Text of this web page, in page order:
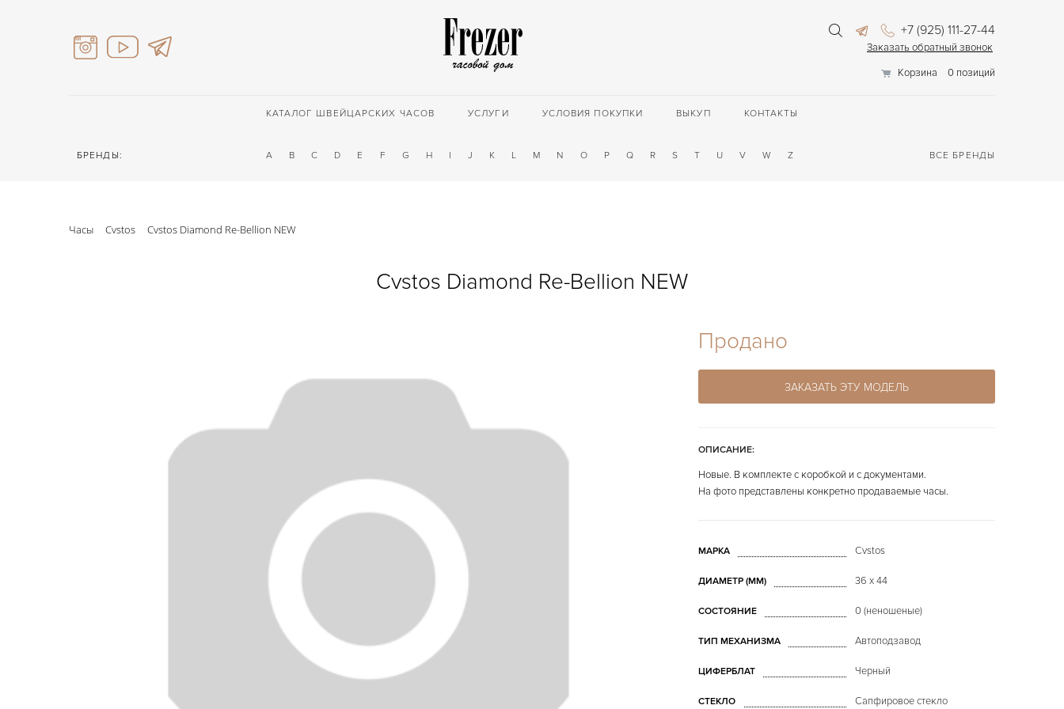
+7 (925) 111-27-44
Заказать обратный звонок
Корзина
0 позиций
КАТАЛОГ ШВЕЙЦАРСКИХ ЧАСОВ УСЛУГИ УСЛОВИЯ ПОКУПКИ ВЫКУП КОНТАКТЫ
БРЕНДЫ: A B C D E F G H I J K L M N O P Q R S T U V W Z ВСЕ БРЕНДЫ
Часы Cvstos Cvstos Diamond Re-Bellion NEW
Cvstos Diamond Re-Bellion NEW
Продано
ЗАКАЗАТЬ ЭТУ МОДЕЛЬ
ОПИСАНИЕ:
Новые. В комплекте с коробкой и с документами.
На фото представлены конкретно продаваемые часы.
МАРКА Cvstos
ДИАМЕТР (MM) 36 x 44
СОСТОЯНИЕ 0 (неношеные)
ТИП МЕХАНИЗМА Автоподзавод
ЦИФЕРБЛАТ Черный
СТЕКЛО Сапфировое стекло